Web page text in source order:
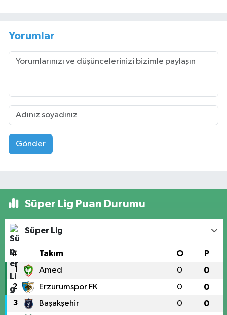
Yorumlar
Gönder
Süper Lig Puan Durumu
Süper Lig
# Takım O P
1 Amed 0 0
2 Erzurumspor FK 0 0
3 Başakşehir 0 0